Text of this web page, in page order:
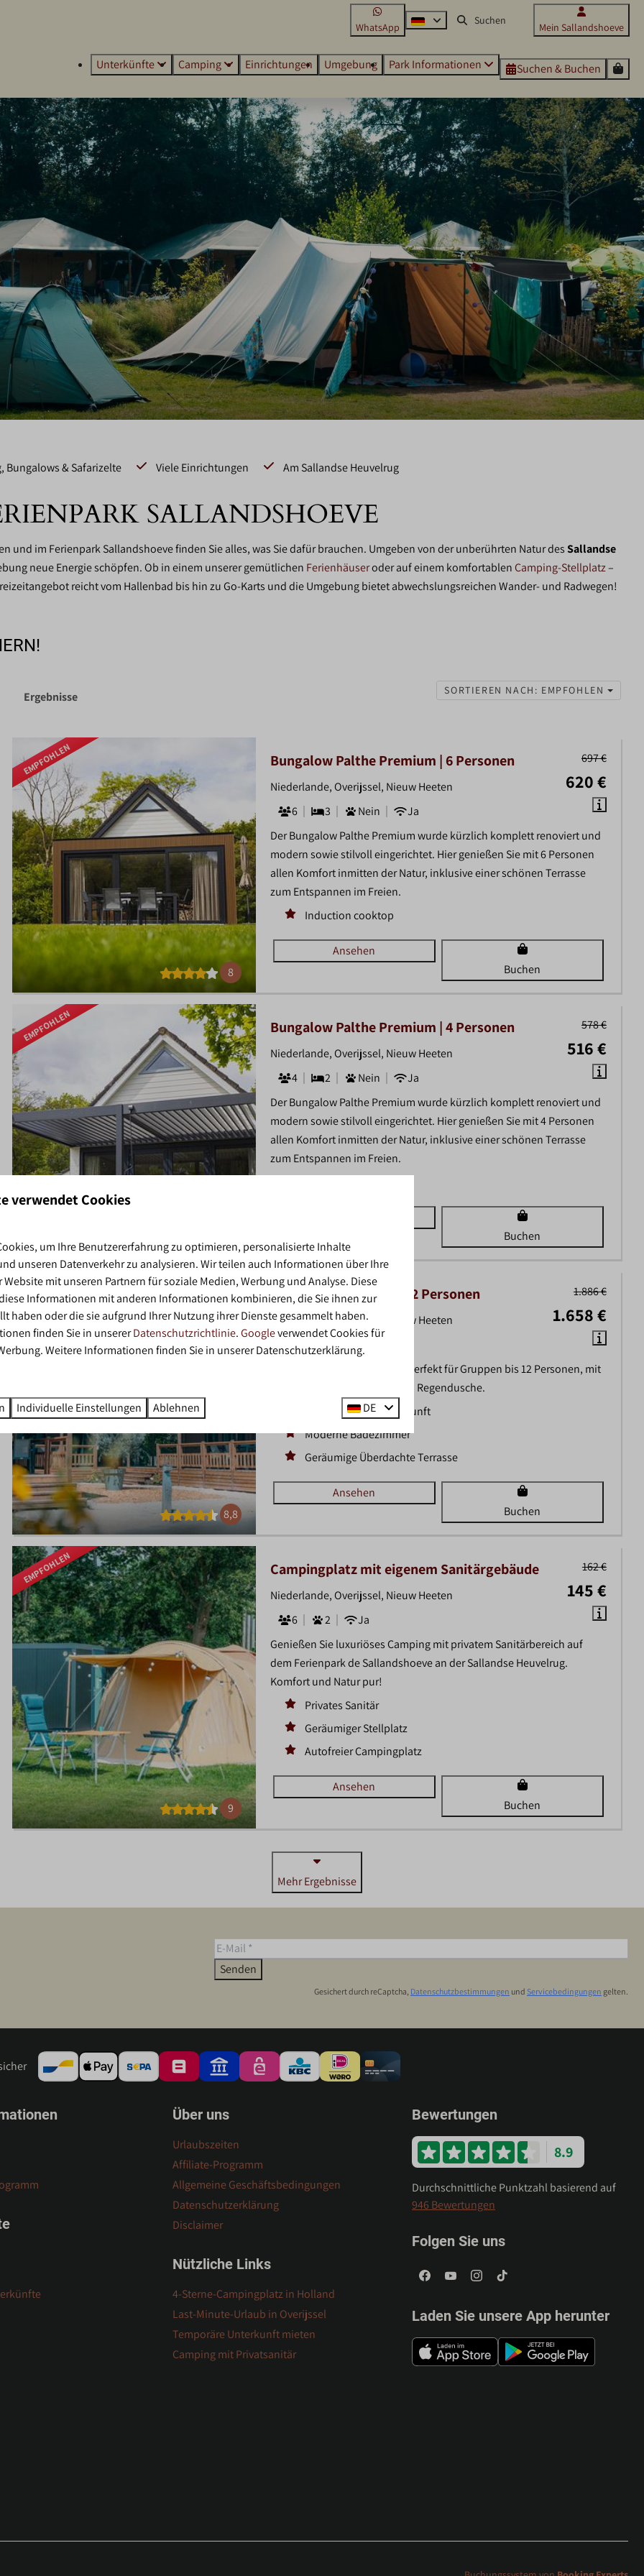
WhatsApp Mein Sallandshoeve
Unterkünfte Camping Einrichtungen Umgebung Park Informationen Suchen & Buchen
Bungalows & Safarizelte Viele Einrichtungen Am Sallandse Heuvelrug
SALLANDSHOEVE
und im Ferienpark Sallandshoeve finden Sie alles, was Sie dafür brauchen. Umgeben von der unberührten Natur desSallandse
neue Energie schöpfen. Ob in einem unserer gemütlichen Ferienhäuseroder auf einem komfortablenCamping-Stellplatz–
reicht vom Hallenbad bis hin zu Go-Karts und die Umgebung bietet abwechslungsreichen Wander- und Radwegen!
SORTIEREN NACH: EMPFOHLEN
Ergebnisse
EMPFOHLEN
8
697 €
620 €
Bungalow Palthe Premium | 6 Personen
Niederlande, Overijssel, Nieuw Heeten
6
3 Nein
Ja
Der Bungalow Palthe Premium wurde kürzlich komplett renoviert und
modern sowie stilvoll eingerichtet. Hier genießen Sie mit 6 Personen
allen Komfort inmitten der Natur, inklusive einer schönen Terrasse
zum Entspannen im Freien.
Induction cooktop
Ansehen
Buchen
EMPFOHLEN 578 €
516 €
Bungalow Palthe Premium | 4 Personen
Niederlande, Overijssel, Nieuw Heeten
4
2 Nein
Ja
Der Bungalow Palthe Premium wurde kürzlich komplett renoviert und
modern sowie stilvoll eingerichtet. Hier genießen Sie mit 4 Personen
allen Komfort inmitten der Natur, inklusive einer schönen Terrasse
zum Entspannen im Freien.
Buchen
EMPFOHLEN
8,8
1.886 €
1.658 €
Tiny Wander Lodges | 12 Personen
Niederlande, Overijssel, Nieuw Heeten
12
6
Drei Lodges nebeneinander, perfekt für Gruppen bis 12 Personen, mit
Naturblick, eigener Küche und Regendusche.
Große Gruppenunterkunft
Moderne Badezimmer
Geräumige Überdachte Terrasse
Ansehen
Buchen
EMPFOHLEN
9
162 €
145 €
Campingplatz mit eigenem Sanitärgebäude
Niederlande, Overijssel, Nieuw Heeten
6
2
Ja
Genießen Sie luxuriöses Camping mit privatem Sanitärbereich auf
dem Ferienpark de Sallandshoeve an der Sallandse Heuvelrug.
Komfort und Natur pur!
Privates Sanitär
Geräumiger Stellplatz
Autofreier Campingplatz
Ansehen
Buchen
Mehr Ergebnisse
Senden
Gesichert durch reCaptcha, Datenschutzbestimmungen und Servicebedingungen gelten.
Über uns
Urlaubszeiten
Affiliate-Programm
Allgemeine Geschäftsbedingungen
Datenschutzerklärung
Disclaimer
Nützliche Links
4-Sterne-Campingplatz in Holland
Last-Minute-Urlaub in Overijssel
Temporäre Unterkunft mieten
Camping mit Privatsanitär
Bewertungen
8.9
Durchschnittliche Punktzahl basierend auf
946 Bewertungen
Folgen Sie uns
Laden Sie unsere App herunter
verwendet Cookies
um Ihre Benutzererfahrung zu optimieren, personalisierte Inhalte
unseren Datenverkehr zu analysieren. Wir teilen auch Informationen über Ihre
Website mit unseren Partnern für soziale Medien, Werbung und Analyse. Diese
Informationen mit anderen Informationen kombinieren, die Sie ihnen zur
haben oder die sie aufgrund Ihrer Nutzung ihrer Dienste gesammelt haben.
finden Sie in unsererDatenschutzrichtlinie.Googleverwendet Cookies für
Weitere Informationen finden Sie in unserer Datenschutzerklärung.
Individuelle Einstellungen Ablehnen DE